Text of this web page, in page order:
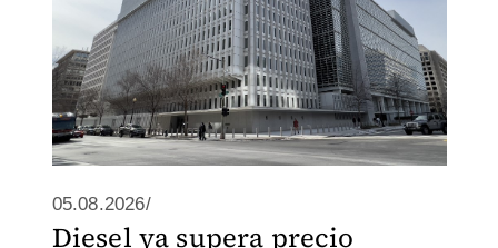
05.08.2026/
Diesel ya supera precio